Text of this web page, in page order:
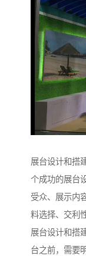
展台设计和搭
个成功的展台
受众、展示内
料选择、交利
展台设计和搭
台之前，需要